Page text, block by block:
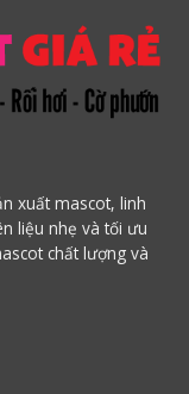
xuất mascot, linh
liệu nhẹ và tối ưu
chất lượng và